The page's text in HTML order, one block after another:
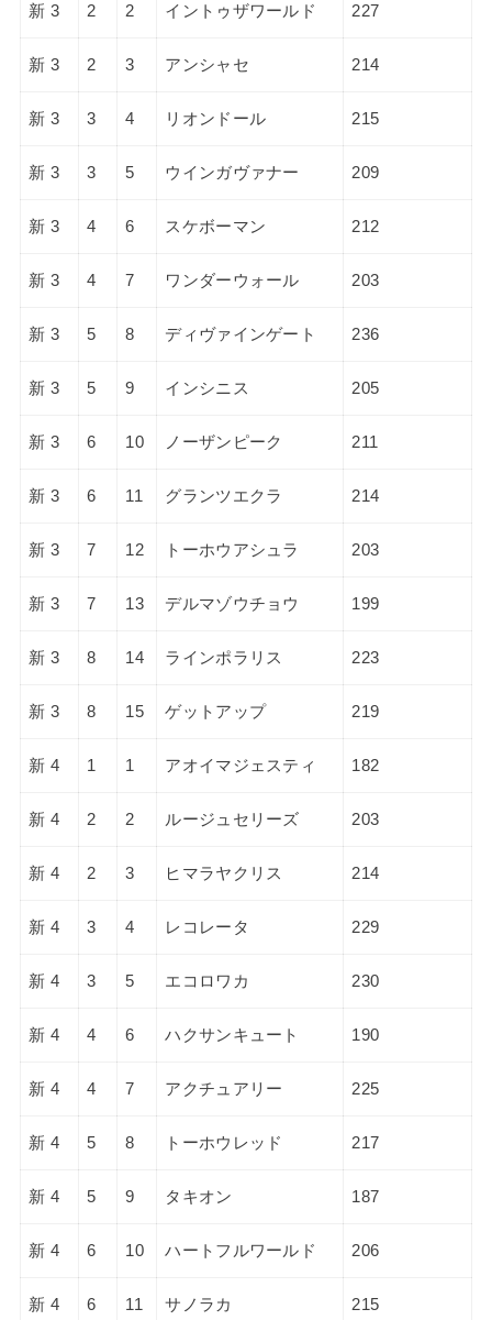
新 3 2 2 イントゥザワールド 227
新 3 2 3 アンシャセ 214
新 3 3 4 リオンドール 215
新 3 3 5 ウインガヴァナー 209
新 3 4 6 スケボーマン 212
新 3 4 7 ワンダーウォール 203
新 3 5 8 ディヴァインゲート 236
新 3 5 9 インシニス 205
新 3 6 10 ノーザンピーク 211
新 3 6 11 グランツエクラ 214
新 3 7 12 トーホウアシュラ 203
新 3 7 13 デルマゾウチョウ 199
新 3 8 14 ラインポラリス 223
新 3 8 15 ゲットアップ 219
新 4 1 1 アオイマジェスティ 182
新 4 2 2 ルージュセリーズ 203
新 4 2 3 ヒマラヤクリス 214
新 4 3 4 レコレータ 229
新 4 3 5 エコロワカ 230
新 4 4 6 ハクサンキュート 190
新 4 4 7 アクチュアリー 225
新 4 5 8 トーホウレッド 217
新 4 5 9 タキオン 187
新 4 6 10 ハートフルワールド 206
新 4 6 11 サノラカ 215